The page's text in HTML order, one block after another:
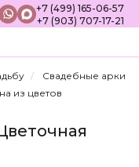
+7 (499) 165-06-57
+7 (903) 707-17-21
Свадебные арки
из цветов